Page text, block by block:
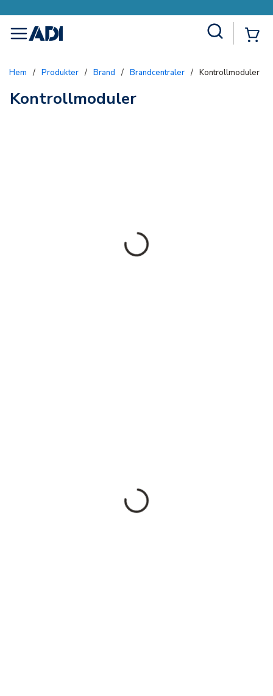
menu
Hem / Produkter / Brand / Brandcentraler / Kontrollmoduler
Kontrollmoduler